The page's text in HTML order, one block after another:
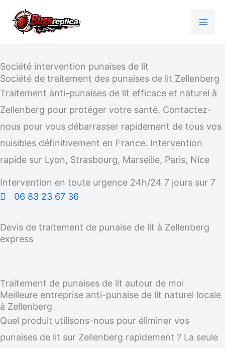
Société intervention punaises de lit
Société de traitement des punaises de lit Zellenberg
Traitement anti-punaises de lit efficace et naturel à
Zellenberg pour protéger votre santé. Contactez-
nous pour vous débarrasser rapidement de tous vos
nuisibles définitivement en France. Intervention
rapide sur Lyon, Strasbourg, Marseille, Paris, Nice
Intervention en toute urgence 24h/24 7 jours sur 7
06 83 23 67 36
Devis de traitement de punaise de lit à Zellenberg
express
Traitement de punaises de lit autour de moi
Meilleure entreprise anti-punaise de lit naturel locale
à Zellenberg
Quel produit utilisons-nous pour éliminer vos
punaises de lit sur Zellenberg rapidement ? La seule